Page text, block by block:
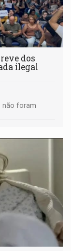
dos
ilegal
não foram